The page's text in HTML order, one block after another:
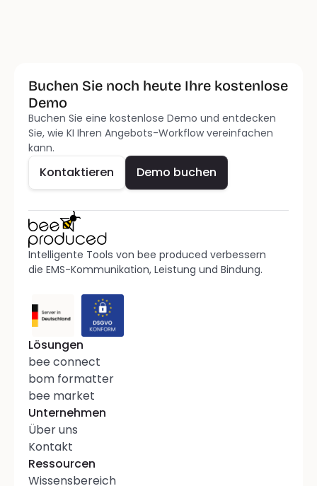
Buchen Sie noch heute Ihre kostenlose
Demo
Buchen Sie eine kostenlose Demo und entdecken
Sie, wie KI Ihren Angebots-Workflow vereinfachen
kann.
Kontaktieren
Kontaktieren
Demo buchen
Demo buchen
Intelligente Tools von bee produced verbessern
die EMS-Kommunikation, Leistung und Bindung.
Lösungen
bee connect
bom formatter
bee market
Unternehmen
Über uns
Kontakt
Ressourcen
Wissensbereich